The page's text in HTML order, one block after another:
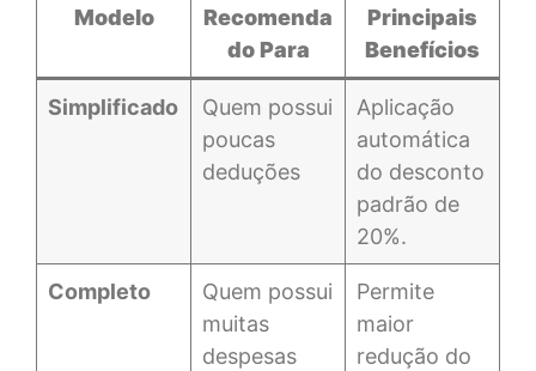
Modelo
Recomenda
do Para
Principais
Benefícios
Simplificado
Quem possui
poucas
deduções
Aplicação
automática
do desconto
padrão de
20%.
Completo
Quem possui
muitas
despesas
Permite
maior
redução do